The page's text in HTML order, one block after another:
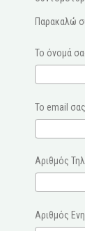
Παρακαλώ
Το όνομά
Το email σας
Αριθμός
Αριθμός